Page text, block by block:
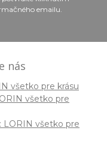
emailu.
nás
všetko pre krásu
všetko pre
LORIN všetko pre